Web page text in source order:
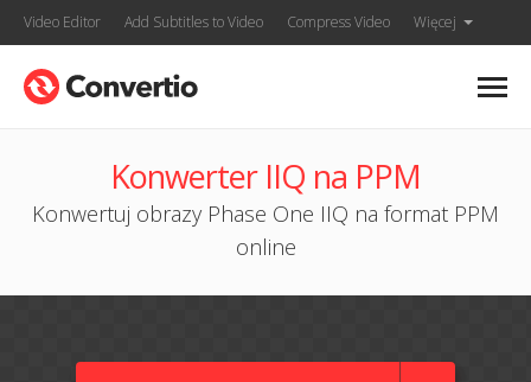
Video Editor Add Subtitles to Video Compress Video Więcej
Konwerter IIQ na PPM
Konwertuj obrazy Phase One IIQ na format PPM
online